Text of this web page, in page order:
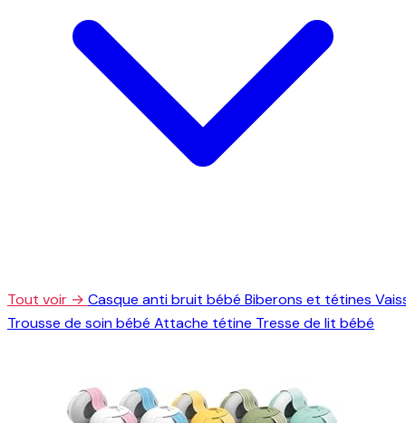
Tout voir → Casque anti bruit bébé Biberons et tétines
Trousse de soin bébé Attache tétine Tresse de lit bébé